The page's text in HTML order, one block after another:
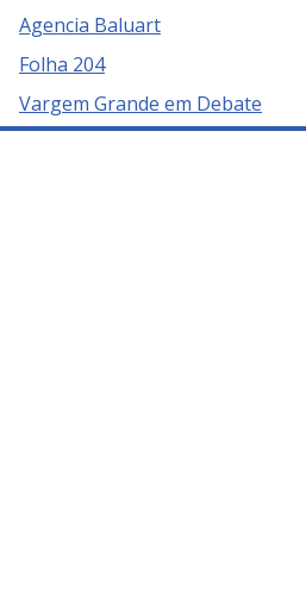
Agencia Baluart
Folha 204
Vargem Grande em Debate